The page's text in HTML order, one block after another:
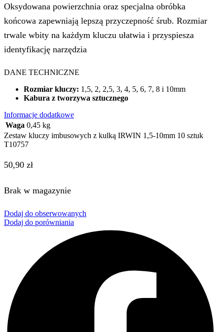
Oksydowana powierzchnia oraz specjalna obróbka
końcowa zapewniają lepszą przyczepność śrub. Rozmiar
trwale wbity na każdym kluczu ułatwia i przyspiesza
identyfikację narzędzia
DANE TECHNICZNE
Rozmiar kluczy: 1,5, 2, 2,5, 3, 4, 5, 6, 7, 8 i 10mm
Kabura z tworzywa sztucznego
Informacje dodatkowe
Waga 0,45 kg
Zestaw kluczy imbusowych z kulką IRWIN 1,5-10mm 10 sztuk
T10757
50,90 zł
Brak w magazynie
Dodaj do obserwowanych
Dodaj do porówniania